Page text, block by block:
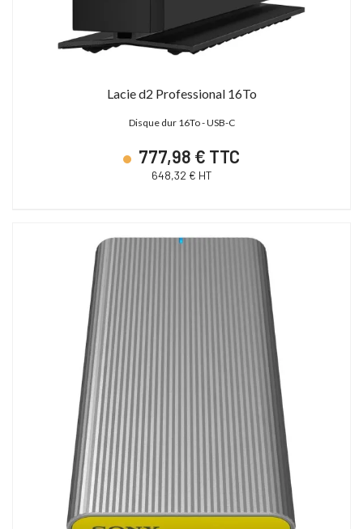
Lacie d2 Professional 16To
Disque dur 16To - USB-C
777,98 € TTC
648,32 € HT